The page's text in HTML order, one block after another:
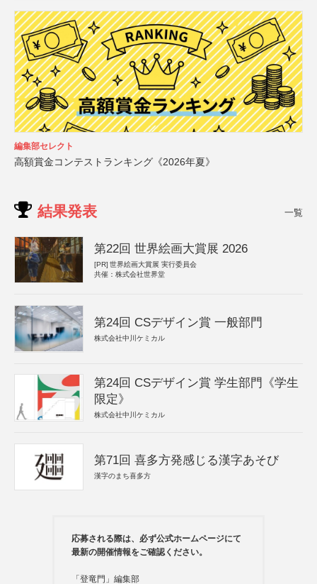
編集部セレクト
高額賞金コンテストランキング《2026年夏》
結果発表 一覧
第22回 世界絵画大賞展 2026
[PR] 世界絵画大賞展 実行委員会
共催：株式会社世界堂
第24回 CSデザイン賞 一般部門
株式会社中川ケミカル
第24回 CSデザイン賞 学生部門《学生
限定》
株式会社中川ケミカル
第71回 喜多方発感じる漢字あそび
漢字のまち喜多方
応募される際は、必ず公式ホームページにて
最新の開催情報をご確認ください。
「登竜門」編集部